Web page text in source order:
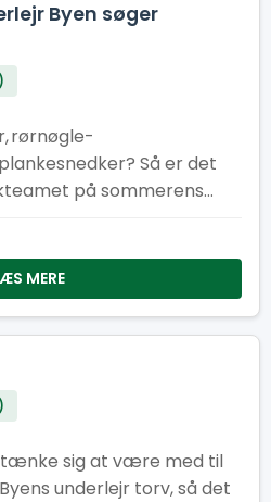
Byen søger
rørnøgle-
Så er det
på sommerens
MERE
tænke sig at være med til
underlejr torv, så det